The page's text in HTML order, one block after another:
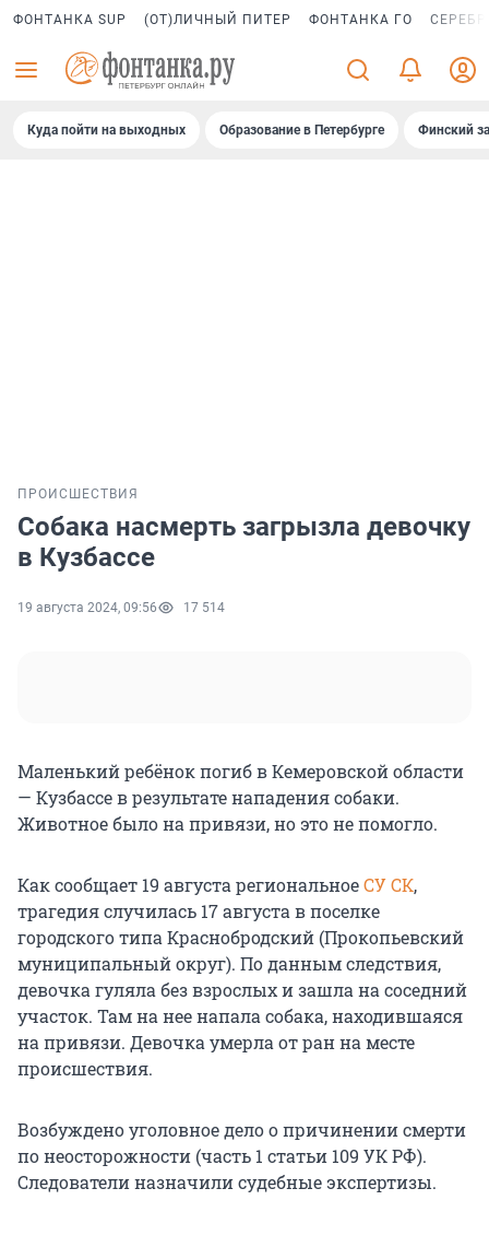
ФОНТАНКА SUP (ОТ)ЛИЧНЫЙ ПИТЕР ФОНТАНКА ГО
Куда пойти на выходных Образование в Петербурге Финский
ПРОИСШЕСТВИЯ
Собака насмерть загрызла девочку
в Кузбассе
19 августа 2024, 09:56 17 514
Маленький ребёнок погиб в Кемеровской области
— Кузбассе в результате нападения собаки.
Животное было на привязи, но это не помогло.
Как сообщает 19 августа региональноеСУ СК,
трагедия случилась 17 августа в поселке
городского типа Краснобродский (Прокопьевский
муниципальный округ). По данным следствия,
девочка гуляла без взрослых и зашла на соседний
участок. Там на нее напала собака, находившаяся
на привязи. Девочка умерла от ран на месте
происшествия.
Возбуждено уголовное дело о причинении смерти
по неосторожности (часть 1 статьи 109 УК РФ).
Следователи назначили судебные экспертизы.